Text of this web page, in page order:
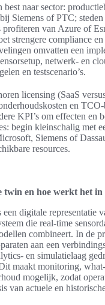
best naar sector:
Siemens of PTC; steden
profiteren van Azure of
strengere compliance
omvatten een
netwerk- en
en testscenario’s.
licensing (SaaS
en
KPI’s om effecten en
begin kleinschalig met
Siemens of
resources.
twin en hoe werkt het
digitale representatie
die real-time
combineert. In de
aan een
en simulatielaag
maakt monitoring,
mogelijk, zodat
van actuele en